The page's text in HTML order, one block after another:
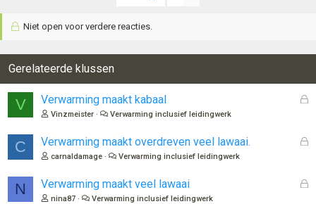
Niet open voor verdere reacties.
Gerelateerde klussen
V
G
n
Verwarming maakt kabaal
Vinzmeister Verwarming inclusief leidingwerk
C
G
Verwarming maakt overdreven veel lawaai.
carnaldamage Verwarming inclusief leidingwerk
N
G
Verwarming maakt veel lawaai
nina87 Verwarming inclusief leidingwerk